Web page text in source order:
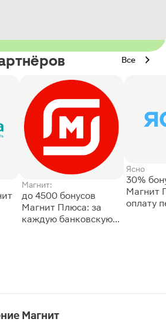
Все
Магнит:
до 4500 бонусов
Магнит Плюса: за
каждую банковскую
Ясно
30%
Магнит
оплату
Магнит